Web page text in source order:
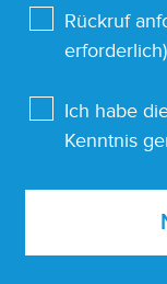
Rückruf
erforderlich)
Ich habe
Kenntnis